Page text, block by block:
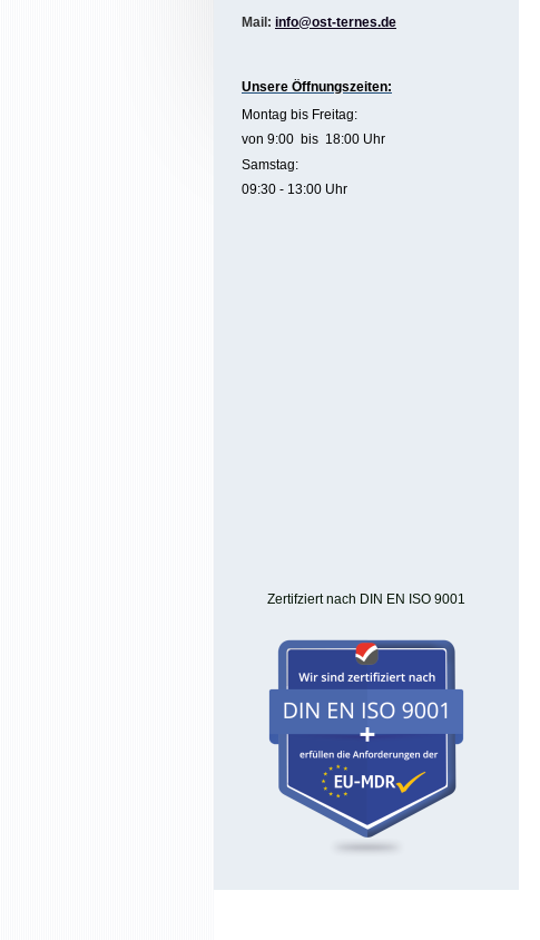
Mail: info@ost-ternes.de
Unsere Öffnungszeiten:
Montag bis Freitag:
von 9:00 bis 18:00 Uhr
Samstag:
09:30 - 13:00 Uhr
Zertifziert nach DIN EN ISO 9001